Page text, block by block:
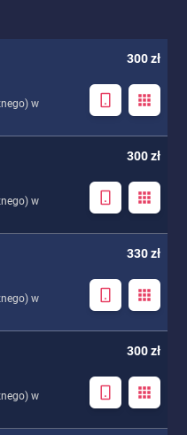
w
300 zł
w
300 zł
w
330 zł
w
300 zł